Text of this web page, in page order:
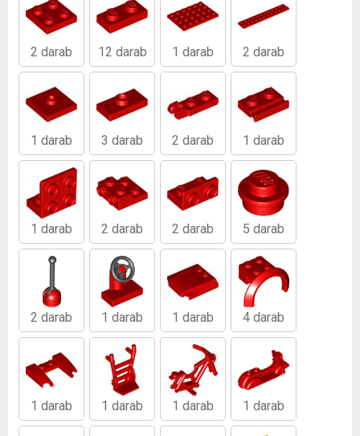
2 darab 12 darab 1 darab 2 darab
1 darab 3 darab 2 darab 1 darab
1 darab 2 darab 2 darab 5 darab
2 darab 1 darab 1 darab 4 darab
1 darab 1 darab 1 darab 1 darab